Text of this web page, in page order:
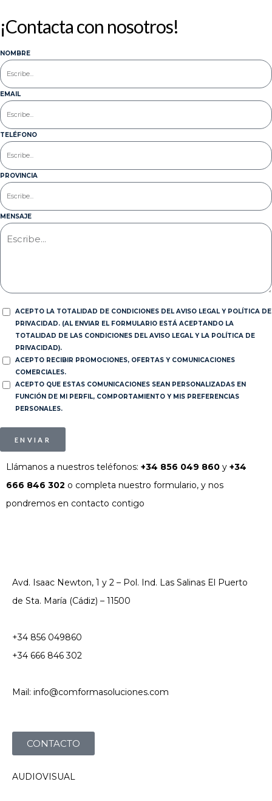
¡Contacta con nosotros!
NOMBRE
EMAIL
TELÉFONO
PROVINCIA
MENSAJE
ACEPTO LA TOTALIDAD DE CONDICIONES DEL AVISO LEGAL Y POLÍTICA DE
PRIVACIDAD. (AL ENVIAR EL FORMULARIO ESTÁ ACEPTANDO LA
TOTALIDAD DE LAS CONDICIONES DEL AVISO LEGAL Y LA POLÍTICA DE
PRIVACIDAD).
ACEPTO RECIBIR PROMOCIONES, OFERTAS Y COMUNICACIONES
COMERCIALES.
ACEPTO QUE ESTAS COMUNICACIONES SEAN PERSONALIZADAS EN
FUNCIÓN DE MI PERFIL, COMPORTAMIENTO Y MIS PREFERENCIAS
PERSONALES.
ENVIAR
Llámanos a nuestros teléfonos: +34 856 049 860 y +34
666 846 302 o completa nuestro formulario, y nos
pondremos en contacto contigo
Avd. Isaac Newton, 1 y 2 – Pol. Ind. Las Salinas El Puerto
de Sta. María (Cádiz) – 11500
+34 856 049860
+34 666 846 302
Mail: info@comformasoluciones.com
CONTACTO
AUDIOVISUAL